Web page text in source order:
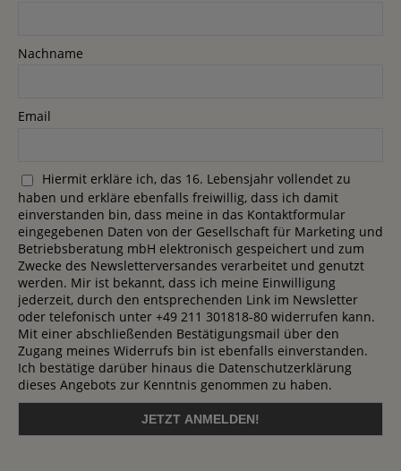
Nachname
Email
Hiermit erkläre ich, das 16. Lebensjahr vollendet zu
haben und erkläre ebenfalls freiwillig, dass ich damit
einverstanden bin, dass meine in das Kontaktformular
eingegebenen Daten von der Gesellschaft für Marketing und
Betriebsberatung mbH elektronisch gespeichert und zum
Zwecke des Newsletterversandes verarbeitet und genutzt
werden. Mir ist bekannt, dass ich meine Einwilligung
jederzeit, durch den entsprechenden Link im Newsletter
oder telefonisch unter +49 211 301818-80 widerrufen kann.
Mit einer abschließenden Bestätigungsmail über den
Zugang meines Widerrufs bin ist ebenfalls einverstanden.
Ich bestätige darüber hinaus die Datenschutzerklärung
dieses Angebots zur Kenntnis genommen zu haben.